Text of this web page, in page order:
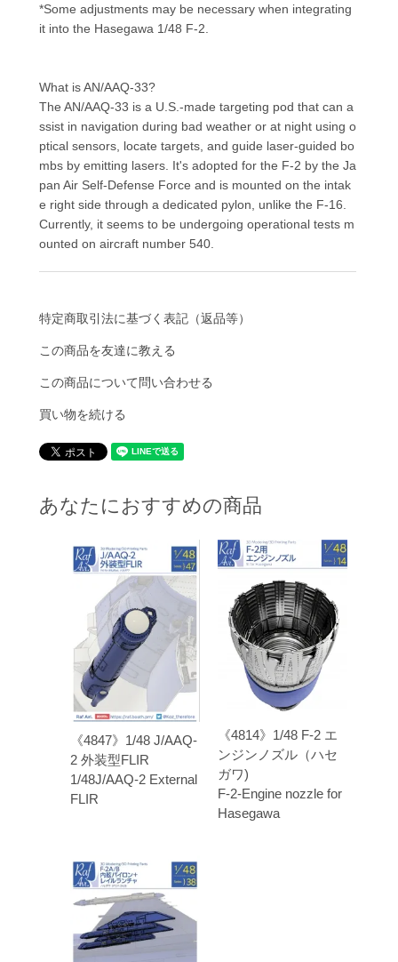
*Some adjustments may be necessary when integrating
it into the Hasegawa 1/48 F-2.
What is AN/AAQ-33?
The AN/AAQ-33 is a U.S.-made targeting pod that can a
ssist in navigation during bad weather or at night using o
ptical sensors, locate targets, and guide laser-guided bo
mbs by emitting lasers. It's adopted for the F-2 by the Ja
pan Air Self-Defense Force and is mounted on the intak
e right side through a dedicated pylon, unlike the F-16.
Currently, it seems to be undergoing operational tests m
ounted on aircraft number 540.
特定商取引法に基づく表記（返品等）
この商品を友達に教える
この商品について問い合わせる
買い物を続ける
あなたにおすすめの商品
《4847》1/48 J/AAQ-
2 外装型FLIR
1/48J/AAQ-2 External
FLIR
《4814》1/48 F-2 エ
ンジンノズル（ハセ
ガワ)
F-2-Engine nozzle for
Hasegawa